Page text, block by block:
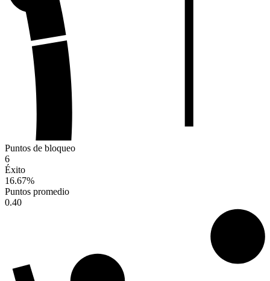
Puntos de bloqueo
6
Éxito
16.67%
Puntos promedio
0.40